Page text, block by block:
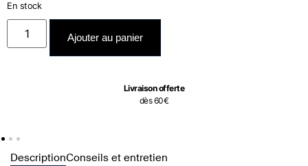
En stock
Ajouter au panier
Livraison offerte
dès 60€
DescriptionConseils et entretien